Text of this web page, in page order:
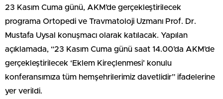
23 Kasım Cuma günü, AKM’de gerçekleştirilecek
programa Ortopedi ve Travmatoloji Uzmanı Prof. Dr.
Mustafa Uysal konuşmacı olarak katılacak. Yapılan
açıklamada, “23 Kasım Cuma günü saat 14.00’da AKM’de
gerçekleştirilecek ‘Eklem Kireçlenmesi’ konulu
konferansımıza tüm hemşehrilerimiz davetlidir” ifadelerine
yer verildi.